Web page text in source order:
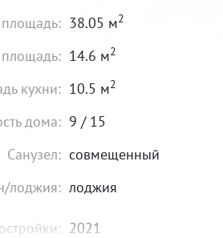
38.05 м2
14.6 м2
кухни: 10.5 м2
дома: 9 / 15
Санузел: совмещенный
лоджия: лоджия
2021